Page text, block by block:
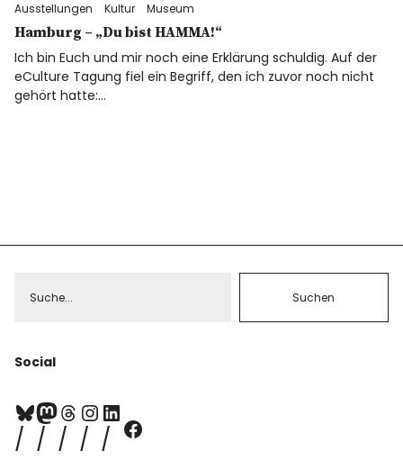
Ausstellungen Kultur Museum
Hamburg – „Du bist HAMMA!“
Ich bin Euch und mir noch eine Erklärung schuldig. Auf der
eCulture Tagung fiel ein Begriff, den ich zuvor noch nicht
gehört hatte:…
Social